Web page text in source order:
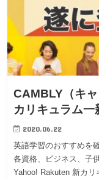
CAMBLY（キ
カリキュラム一
2020.06.22
英語学習のおすすめを
各資格、ビジネス、子
Yahoo! Rakuten 新カ